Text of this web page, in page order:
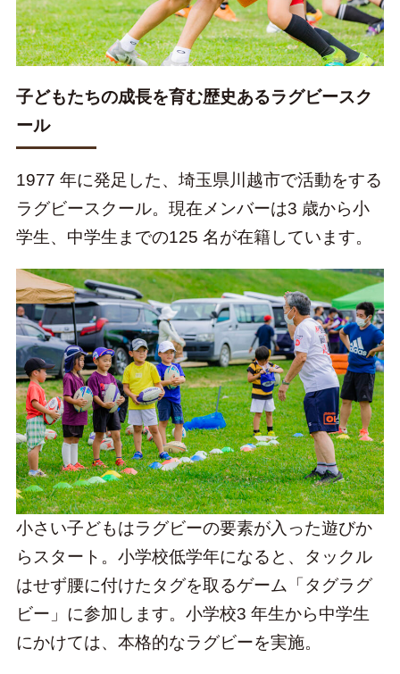
FacebookInstagramYouTube
子どもたちの成長を育む歴史あるラグビースク
ール
1977 年に発足した、埼玉県川越市で活動をする
ラグビースクール。現在メンバーは3 歳から小
学生、中学生までの125 名が在籍しています。
小さい子どもはラグビーの要素が入った遊びか
らスタート。小学校低学年になると、タックル
はせず腰に付けたタグを取るゲーム「タグラグ
ビー」に参加します。小学校3 年生から中学生
にかけては、本格的なラグビーを実施。